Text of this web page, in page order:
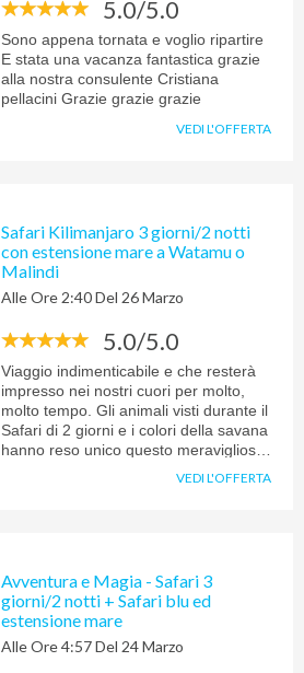
terrazze prospicienti Petra mentre
quello di Amman aveva un personale
cordialissimo e davvero simpatico. Un
viaggio che consiglio davvero, anche il
mar morto ha avuto un suo perchè
purtroppo così soleggiata. Ma vuoi
scelta migliore per i miei viaggi!
5.0/5.0
Sono appena tornata e voglio ripartire
E stata una vacanza fantastica grazie
alla nostra consulente Cristiana
pellacini Grazie grazie grazie
VEDI L'OFFERTA
Safari Kilimanjaro 3 giorni/2 notti
con estensione mare a Watamu o
Malindi
Alle Ore 2:40 Del 26 Marzo
5.0/5.0
Viaggio indimenticabile e che resterà
impresso nei nostri cuori per molto,
molto tempo. Gli animali visti durante il
Safari di 2 giorni e i colori della savana
hanno reso unico questo meraviglioso
un soggiorno di puro relax. Cucina e
pulizia buone. Unica pecca: i beach
boys presenti lungomare in quanto
molto assillanti, ma anche questo
VEDI L'OFFERTA
Avventura e Magia - Safari 3
giorni/2 notti + Safari blu ed
estensione mare
Alle Ore 4:57 Del 24 Marzo